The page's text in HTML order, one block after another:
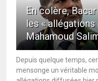
En colère,
les «
Mahamoud
Depuis quelque temps,
mensonge un véritable